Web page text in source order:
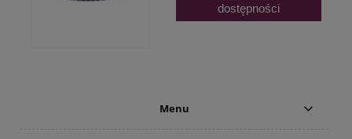
dostępności
Menu